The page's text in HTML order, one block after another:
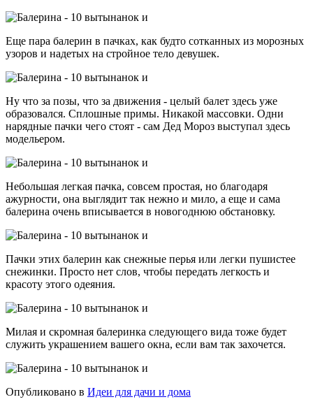
Еще пара балерин в пачках, как будто сотканных из морозных
узоров и надетых на стройное тело девушек.
Ну что за позы, что за движения - целый балет здесь уже
образовался. Сплошные примы. Никакой массовки. Одни
нарядные пачки чего стоят - сам Дед Мороз выступал здесь
модельером.
Небольшая легкая пачка, совсем простая, но благодаря
ажурности, она выглядит так нежно и мило, а еще и сама
балерина очень вписывается в новогоднюю обстановку.
Пачки этих балерин как снежные перья или легки пушистее
снежинки. Просто нет слов, чтобы передать легкость и
красоту этого одеяния.
Милая и скромная балеринка следующего вида тоже будет
служить украшением вашего окна, если вам так захочется.
Опубликовано в Идеи для дачи и дома